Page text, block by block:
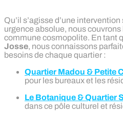
Qu’il s’agisse d’une
urgence absolue, nous
commune cosmopolite. En tant
Josse, nous connaissons
besoins de chaque quartier :
Quartier Madou & Petite
pour les bureaux et les
Le Botanique & Quartier
dans ce pôle culturel et